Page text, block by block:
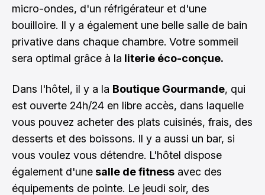
micro-ondes, d'un réfrigérateur et d'une
bouilloire. Il y a également une belle salle de bain
privative dans chaque chambre. Votre sommeil
sera optimal grâce à la literie éco-conçue.
Dans l'hôtel, il y a la Boutique Gourmande, qui
est ouverte 24h/24 en libre accès, dans laquelle
vous pouvez acheter des plats cuisinés, frais, des
desserts et des boissons. Il y a aussi un bar, si
vous voulez vous détendre. L'hôtel dispose
également d'unesalle de fitness avec des
équipements de pointe. Le jeudi soir, des